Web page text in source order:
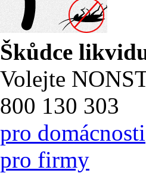
Škůdce
Volejte
800 130 303
pro domácnosti
pro firmy